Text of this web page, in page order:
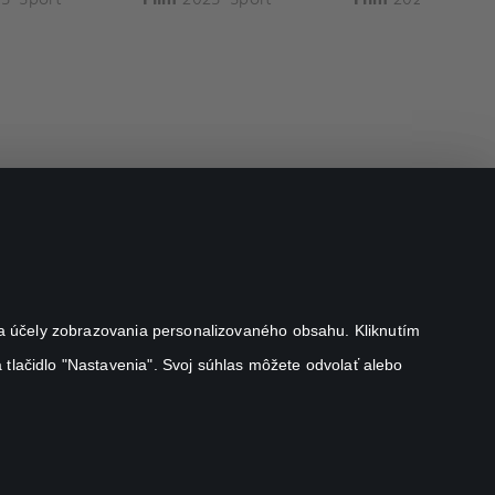
zobrazovania personalizovaného obsahu. Kliknutím
"Nastavenia". Svoj súhlas môžete odvolať alebo